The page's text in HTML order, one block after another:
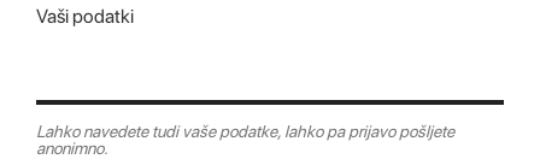
Vaši podatki
Lahko navedete tudi vaše podatke, lahko pa prijavo pošljete
anonimno.